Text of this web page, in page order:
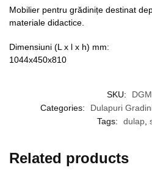
Mobilier pentru grădinițe destinat
materiale didactice.
Dimensiuni (L x l x h) mm:
1044x450x810
SKU:
Categories:
Dulapuri
Tags:
dulap,
Related products